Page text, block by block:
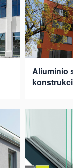
Aliuminio